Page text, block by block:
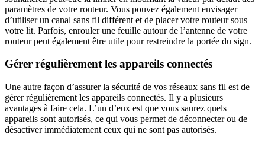
paramètres de votre routeur. Vous pouvez également envisager
d’utiliser un canal sans fil différent et de placer votre routeur sous
votre lit. Parfois, enrouler une feuille autour de l’antenne de votre
routeur peut également être utile pour restreindre la portée du sign.
Gérer régulièrement les appareils connectés
Une autre façon d’assurer la sécurité de vos réseaux sans fil est de
gérer régulièrement les appareils connectés. Il y a plusieurs
avantages à faire cela. L’un d’eux est que vous saurez quels
appareils sont autorisés, ce qui vous permet de déconnecter ou de
désactiver immédiatement ceux qui ne sont pas autorisés.